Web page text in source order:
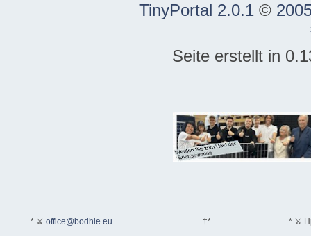
TinyPortal 2.0.1©
Seite erstellt in
* ⚔ office@bodhie.eu †* * ⚔